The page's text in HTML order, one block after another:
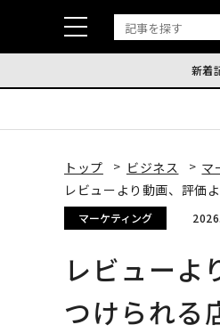
新着
トップ ビジネス
マ
レビューより動画、評価
マーケティング
レビューよ
つけられる